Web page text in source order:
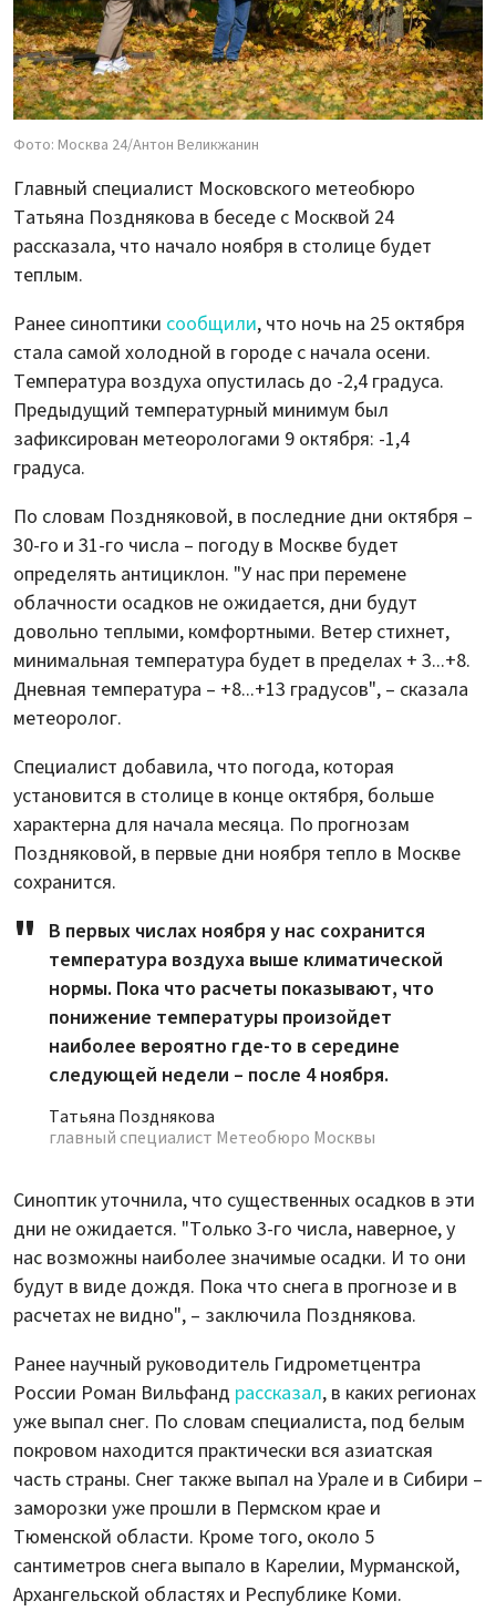
Фото: Москва 24/Антон Великжанин
Главный специалист Московского метеобюро
Татьяна Позднякова в беседе с Москвой 24
рассказала, что начало ноября в столице будет
теплым.
Ранее синоптики сообщили, что ночь на 25 октября
стала самой холодной в городе с начала осени.
Температура воздуха опустилась до -2,4 градуса.
Предыдущий температурный минимум был
зафиксирован метеорологами 9 октября: -1,4
градуса.
По словам Поздняковой, в последние дни октября –
30-го и 31-го числа – погоду в Москве будет
определять антициклон. "У нас при перемене
облачности осадков не ожидается, дни будут
довольно теплыми, комфортными. Ветер стихнет,
минимальная температура будет в пределах + 3...+8.
Дневная температура – +8...+13 градусов", – сказала
метеоролог.
Специалист добавила, что погода, которая
установится в столице в конце октября, больше
характерна для начала месяца. По прогнозам
Поздняковой, в первые дни ноября тепло в Москве
сохранится.
В первых числах ноября у нас сохранится
температура воздуха выше климатической
нормы. Пока что расчеты показывают, что
понижение температуры произойдет
наиболее вероятно где-то в середине
следующей недели – после 4 ноября.
Татьяна Позднякова
главный специалист Метеобюро Москвы
Синоптик уточнила, что существенных осадков в эти
дни не ожидается. "Только 3-го числа, наверное, у
нас возможны наиболее значимые осадки. И то они
будут в виде дождя. Пока что снега в прогнозе и в
расчетах не видно", – заключила Позднякова.
Ранее научный руководитель Гидрометцентра
России Роман Вильфанд рассказал, в каких регионах
уже выпал снег. По словам специалиста, под белым
покровом находится практически вся азиатская
часть страны. Снег также выпал на Урале и в Сибири –
заморозки уже прошли в Пермском крае и
Тюменской области. Кроме того, около 5
сантиметров снега выпало в Карелии, Мурманской,
Архангельской областях и Республике Коми.